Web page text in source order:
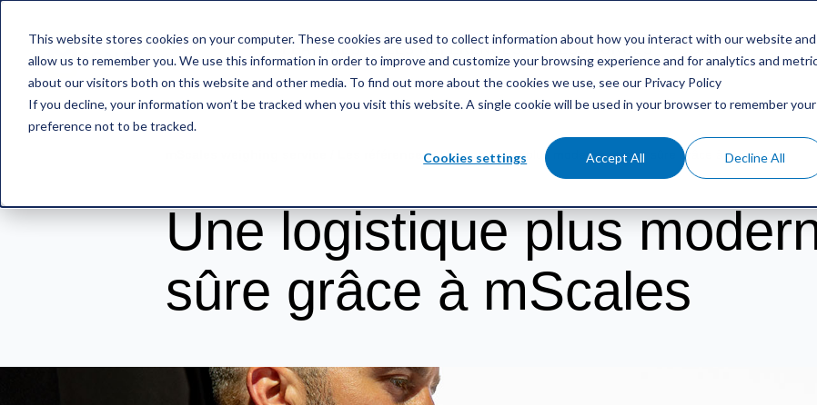
This website stores cookies on your computer. These cookies are used to collect information about how you interact with our website and
allow us to remember you. We use this information in order to improve and customize your browsing experience and for analytics and
about our visitors both on this website and other media. To find out more about the cookies we use, see our Privacy Policy
If you decline, your information won’t be tracked when you visit this website. A single cookie will be used in your browser to remember your
preference not to be tracked.
Cookies settings Accept All Decline All
FEATURES LES RÉFÉRENCES RESSOURCES CONTACT
Les références/Une logistique plus moderne et plus sûre grâce à mScales
Une logistique plus
sûre grâce à mScales